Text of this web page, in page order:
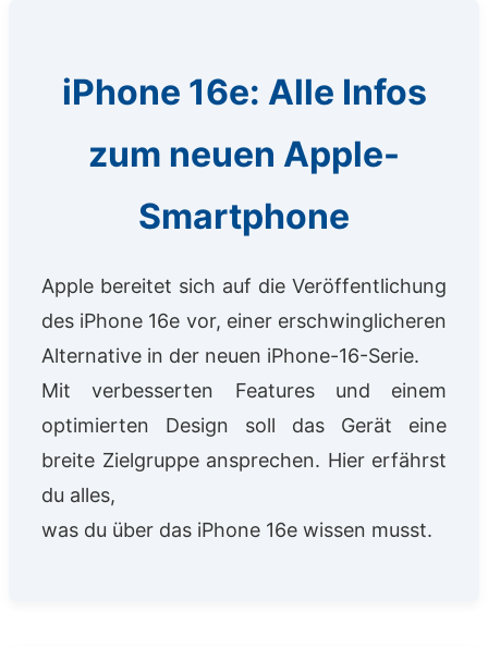
iPhone 16e: Alle Infos
zum neuen Apple-
Smartphone
Apple bereitet sich auf die Veröffentlichung
des iPhone 16e vor, einer erschwinglicheren
Alternative in der neuen iPhone-16-Serie.
Mit verbesserten Features und einem
optimierten Design soll das Gerät eine
breite Zielgruppe ansprechen. Hier erfährst
du alles,
was du über das iPhone 16e wissen musst.